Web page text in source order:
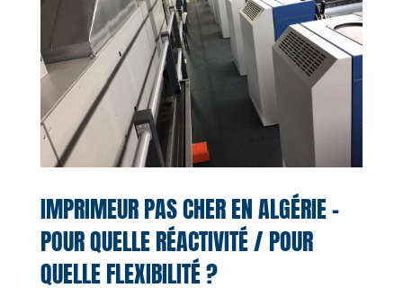
IMPRIMEUR PAS CHER EN ALGÉRIE –
POUR QUELLE RÉACTIVITÉ / POUR
QUELLE FLEXIBILITÉ ?